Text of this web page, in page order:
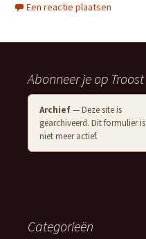
Een reactie plaatsen
Abonneer je op Troost
Archief— Deze site is
gearchiveerd. Dit formulier is
niet meer actief.
Categorieën